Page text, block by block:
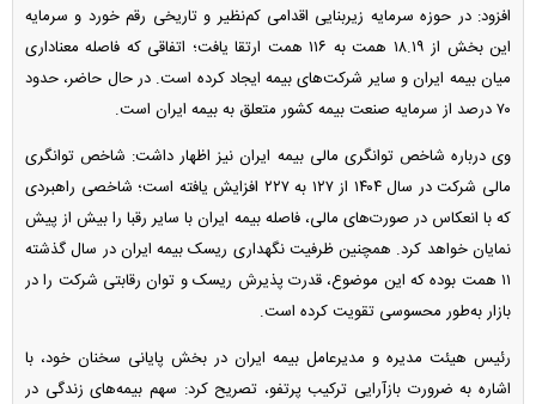
افزود: در حوزه سرمایه زیربنایی اقدامی کم‌نظیر و تاریخی رقم خورد و سرمایه
این بخش از ۱۸.۱۹ همت به ۱۱۶ همت ارتقا یافت؛ اتفاقی که فاصله معناداری
میان بیمه ایران و سایر شرکت‌های بیمه ایجاد کرده است. در حال حاضر، حدود
۷۰ درصد از سرمایه صنعت بیمه کشور متعلق به بیمه ایران است.
وی درباره شاخص توانگری مالی بیمه ایران نیز اظهار داشت: شاخص توانگری
مالی شرکت در سال ۱۴۰۴ از ۱۲۷ به ۲۲۷ افزایش یافته است؛ شاخصی راهبردی
که با انعکاس در صورت‌های مالی، فاصله بیمه ایران با سایر رقبا را بیش از پیش
نمایان خواهد کرد. همچنین ظرفیت نگهداری ریسک بیمه ایران در سال گذشته
۱۱ همت بوده که این موضوع، قدرت پذیرش ریسک و توان رقابتی شرکت را در
بازار به‌طور محسوسی تقویت کرده است.
​​​​​​​رئیس هیئت مدیره و مدیرعامل بیمه ایران در بخش پایانی سخنان خود، با
اشاره به ضرورت بازآرایی ترکیب پرتفو، تصریح کرد: سهم بیمه‌های زندگی در